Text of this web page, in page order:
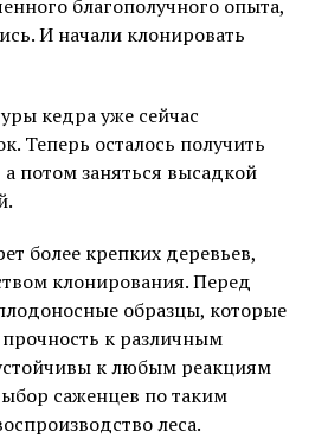
благополучного опыта,
И начали клонировать
кедра уже сейчас
Теперь осталось получить
потом заняться высадкой
более крепких деревьев,
клонирования. Перед
образцы, которые
к различным
к любым реакциям
саженцев по таким
леса.